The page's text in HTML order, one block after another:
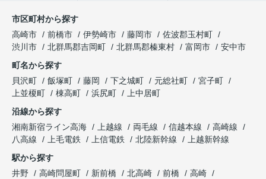
市区町村から探す
高崎市
前橋市 伊勢崎市 藤岡市
佐波郡玉村町
渋川市
北群馬郡吉岡町 北群馬郡榛東村 富岡市
安中市
町名から探す
貝沢町
飯塚町 藤岡 下之城町 元総社町
宮子町
上並榎町
棟高町 浜尻町
上中居町
沿線から探す
湘南新宿ライン高海
上越線 両毛線 信越本線
高崎線
八高線
上毛電鉄 上信電鉄 北陸新幹線
上越新幹線
駅から探す
井野
高崎問屋町 新前橋 北高崎 前橋
高崎